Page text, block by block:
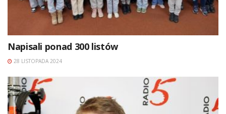
Napisali ponad 300 listów
28 LISTOPADA 2024